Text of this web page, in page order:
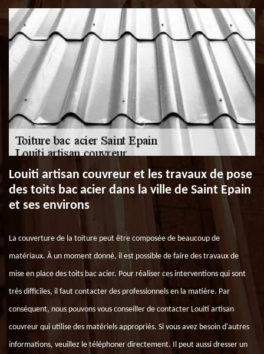
Louiti artisan couvreur et les travaux de pose
des toits bac acier dans la ville de Saint Epain
et ses environs
La couverture de la toiture peut être composée de beaucoup de
matériaux. À un moment donné, il est possible de faire des travaux de
mise en place des toits bac acier. Pour réaliser ces interventions qui sont
très difficiles, il faut contacter des professionnels en la matière. Par
conséquent, nous pouvons vous conseiller de contacter Louiti artisan
couvreur qui utilise des matériels appropriés. Si vous avez besoin d'autres
informations, veuillez le téléphoner directement. Il peut aussi dresser un